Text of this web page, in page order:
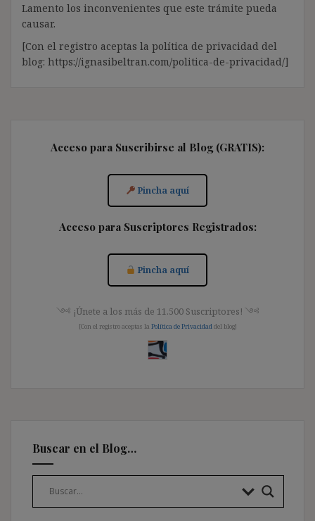
Lamento los inconvenientes que este trámite pueda
causar.
[Con el registro aceptas la política de privacidad del
blog: https://ignasibeltran.com/politica-de-privacidad/]
Acceso para Suscribirse al Blog (GRATIS):
Pincha aquí
Acceso para Suscriptores Registrados:
Pincha aquí
༺ ¡Únete a los más de 11.500 Suscriptores! ༺
[Con el registro aceptas la Política de Privacidad del blog]
Buscar en el Blog…